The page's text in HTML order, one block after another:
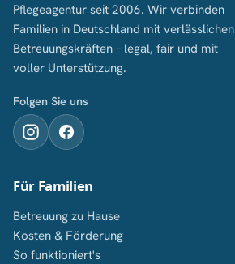
Pflegeagentur seit 2006. Wir verbinden
Familien in Deutschland mit verlässlichen
Betreuungskräften – legal, fair und mit
voller Unterstützung.
Folgen Sie uns
Für Familien
Betreuung zu Hause
Kosten & Förderung
So funktioniert's